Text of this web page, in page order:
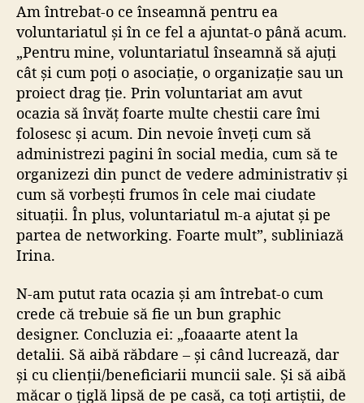
Am întrebat-o ce înseamnă pentru ea
voluntariatul și în ce fel a ajuntat-o până acum.
„Pentru mine, voluntariatul înseamnă să ajuți
cât și cum poți o asociație, o organizație sau un
proiect drag ție. Prin voluntariat am avut
ocazia să învăț foarte multe chestii care îmi
folosesc și acum. Din nevoie înveți cum să
administrezi pagini în social media, cum să te
organizezi din punct de vedere administrativ și
cum să vorbești frumos în cele mai ciudate
situații. În plus, voluntariatul m-a ajutat și pe
partea de networking. Foarte mult”, subliniază
Irina.
N-am putut rata ocazia și am întrebat-o cum
crede că trebuie să fie un bun graphic
designer. Concluzia ei: „foaaarte atent la
detalii. Să aibă răbdare – și când lucrează, dar
și cu clienții/beneficiarii muncii sale. Și să aibă
măcar o țiglă lipsă de pe casă, ca toți artiștii, de